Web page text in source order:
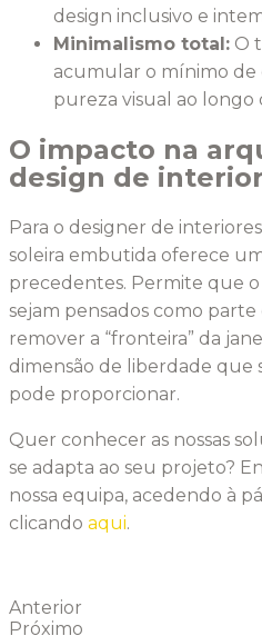
design inclusivo e
Minimalismo total: O
acumular o mínimo
pureza visual ao longo
O impacto na
design de
Para o designer de
soleira embutida oferece
precedentes. Permite que
sejam pensados como
remover a “fronteira” da
dimensão de liberdade que
pode proporcionar.
Quer conhecer as nossas
se adapta ao seu projeto?
nossa equipa, acedendo à
clicando aqui.
Anterior
Próximo